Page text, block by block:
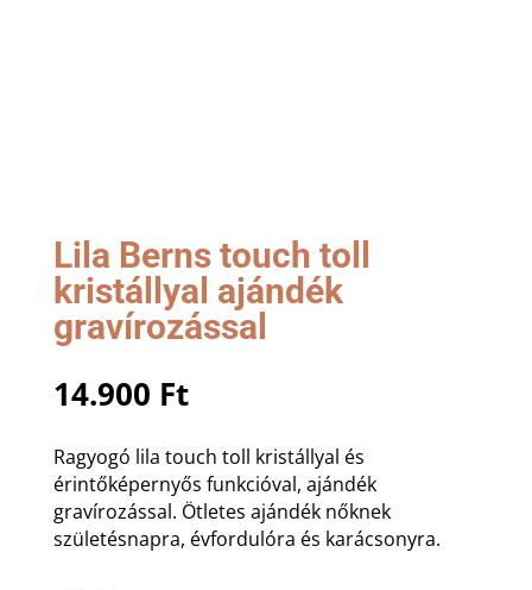
Lila Berns touch toll
kristállyal ajándék
gravírozással
14.900 Ft
Ragyogó lila touch toll kristállyal és
érintőképernyős funkcióval, ajándék
gravírozással. Ötletes ajándék nőknek
születésnapra, évfordulóra és karácsonyra.